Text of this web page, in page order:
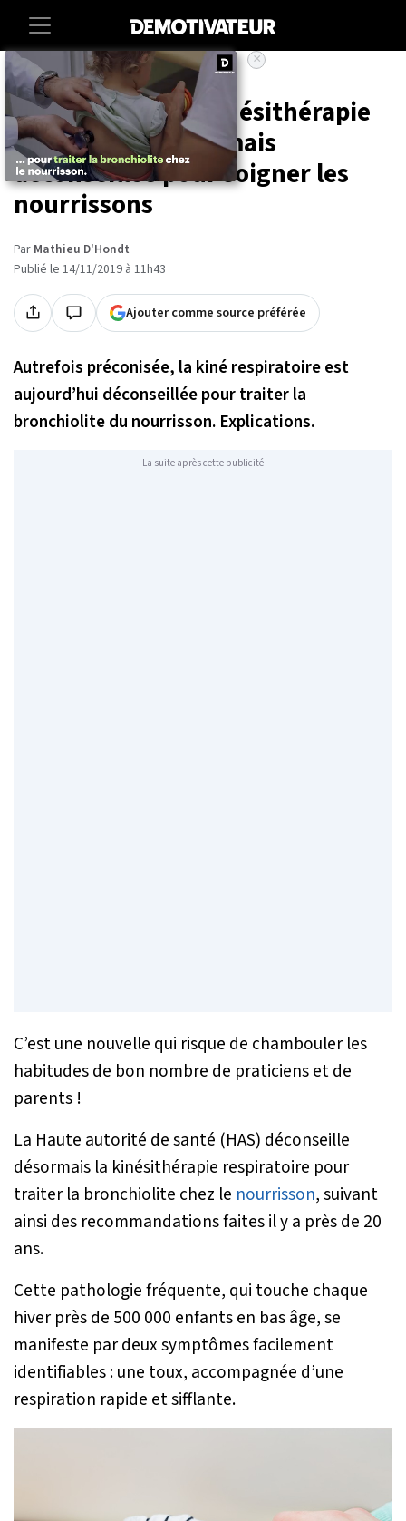
Accueil Societe Sante
Bronchiolite : la kinésithérapie
respiratoire désormais
déconseillée pour soigner les
nourrissons
Par Mathieu D'Hondt
Publié le 14/11/2019 à 11h43
Ajouter comme source préférée
×
Autrefois préconisée, la kiné respiratoire est
aujourd’hui déconseillée pour traiter la
bronchiolite du nourrisson. Explications.
La suite après cette publicité
C’est une nouvelle qui risque de chambouler les
habitudes de bon nombre de praticiens et de
parents !
La Haute autorité de santé (HAS) déconseille
désormais la kinésithérapie respiratoire pour
traiter la bronchiolite chez le nourrisson, suivant
ainsi des recommandations faites il y a près de 20
ans.
Cette pathologie fréquente, qui touche chaque
hiver près de 500 000 enfants en bas âge, se
manifeste par deux symptômes facilement
identifiables : une toux, accompagnée d’une
respiration rapide et sifflante.